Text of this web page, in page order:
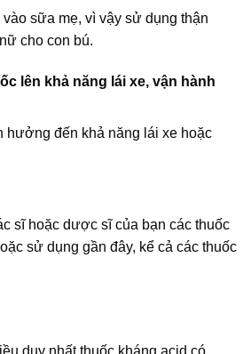
sữa mẹ, vì vậy sử dụng thận
cho con bú.
lên khả năng lái xe, vận hành
hưởng đến khả năng lái xe hoặc
sĩ hoặc dược sĩ của bạn các thuốc
sử dụng gần đây, kể cả các thuốc
duy nhất thuốc kháng acid có